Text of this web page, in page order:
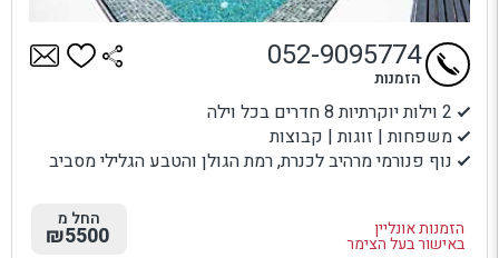
2 וילות יוקרתיות 8 חדרים בכל וילה
משפחות | זוגות | קבוצות
נוף פנורמי מרהיב לכנרת, רמת הגולן והטבע הגלילי מסביב
הזמנות אונליין
באישור בעל הצימר
052-9095774
הזמנות
החל מ
₪5500